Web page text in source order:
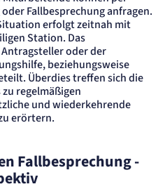
Fallbesprechung anfragen.
erfolgt zeitnah mit
Station. Das
oder der
beziehungsweise
Überdies treffen sich die
regelmäßigen
und wiederkehrende
erörtern.
Fallbesprechung -
gemessen wird.